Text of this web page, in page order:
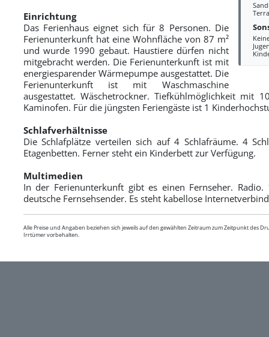
Einrichtung
Das Ferienhaus eignet sich für 8 Personen. Die
Ferienunterkunft hat eine Wohnfläche von 87 m²
und wurde 1990 gebaut. Haustiere dürfen nicht
mitgebracht werden. Die Ferienunterkunft ist mit
energiesparender Wärmepumpe ausgestattet. Die
Ferienunterkunft ist mit Waschmaschine
ausgestattet. Wäschetrockner. Tiefkühlmöglichkeit mit
Kaminofen. Für die jüngsten Feriengäste ist 1
Schlafverhältnisse
Die Schlafplätze verteilen sich auf 4 Schlafräume. 4
Etagenbetten. Ferner steht ein Kinderbett zur Verfügung.
Multimedien
In der Ferienunterkunft gibt es einen Fernseher. Radio.
deutsche Fernsehsender. Es steht kabellose
Alle Preise und Angaben beziehen sich jeweils auf den gewählten Zeitraum zum Zeitpunkt des
Irrtümer vorbehalten.